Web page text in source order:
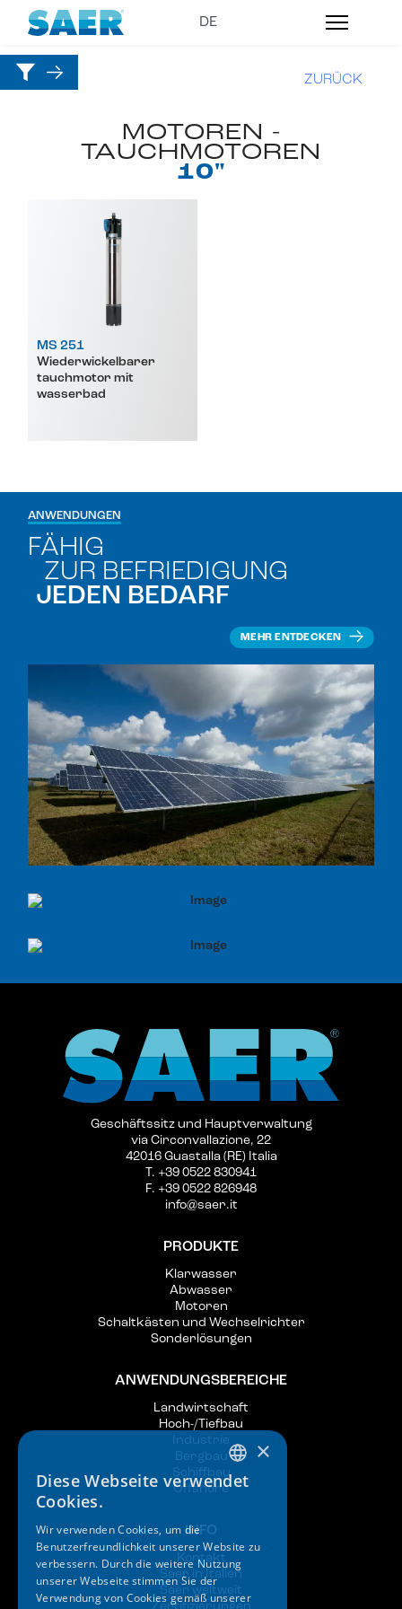
ZURÜCK
MOTOREN -
TAUCHMOTOREN
10"
MS 251
Wiederwickelbarer
tauchmotor mit
wasserbad
ANWENDUNGEN
FÄHIG
ZUR BEFRIEDIGUNG
JEDEN BEDARF
MEHR ENTDECKEN
Geschäftssitz und Hauptverwaltung
via Circonvallazione, 22
42016 Guastalla (RE) Italia
T. +39 0522 830941
F. +39 0522 826948
info@saer.it
PRODUKTE
Klarwasser
Abwasser
Motoren
Schaltkästen und Wechselrichter
Sonderlösungen
ANWENDUNGSBEREICHE
Landwirtschaft
Hoch-/Tiefbau
Industrie
Bergbau
Schiffbau
Offshore
INFO
Kontakt
Saer in Italien
Saer weltweit
ITALIAN
SPANISH
GERMAN
×
Diese Webseite verwendet
Cookies.
Wir verwenden Cookies, um die
Benutzerfreundlichkeit unserer Website zu
verbessern. Durch die weitere Nutzung
unserer Webseite stimmen Sie der
Verwendung von Cookies gemäß unserer